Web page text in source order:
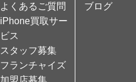
よくあるご質問
iPhone買取サー
ビス
スタッフ募集
フランチャイズ
加盟店募集
ブログ